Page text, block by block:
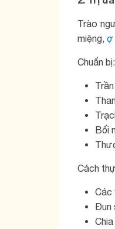
Trào
miệng, ợ
Chuẩn bị:
Bối
Cách
Các
Đun